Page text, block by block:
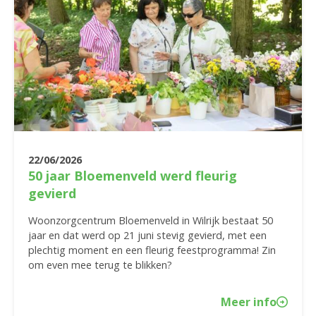
22/06/2026
50 jaar Bloemenveld werd fleurig
gevierd
Woonzorgcentrum Bloemenveld in Wilrijk bestaat 50
jaar en dat werd op 21 juni stevig gevierd, met een
plechtig moment en een fleurig feestprogramma! Zin
om even mee terug te blikken?
Meer info